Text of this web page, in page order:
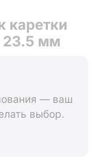
каретки
23.5 мм
— ваш
выбор.